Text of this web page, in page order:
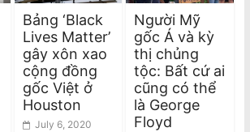
Bảng ‘Black
Lives Matter’
gây xôn xao
cộng đồng
gốc Việt ở
Houston
July 6, 2020
Người Mỹ
gốc Á và kỳ
thị chủng
tộc: Bất cứ ai
cũng có thể
là George
Floyd